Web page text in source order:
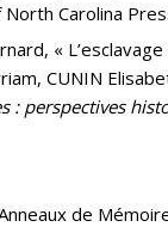
Carolina
«
CUNIN
: perspectives
de